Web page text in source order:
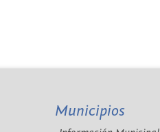
Municipios